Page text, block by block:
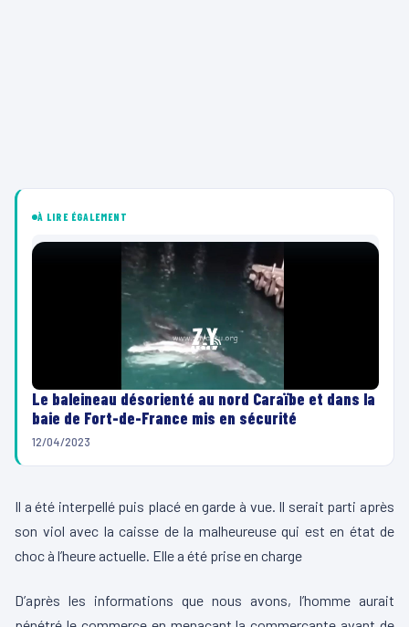
À LIRE ÉGALEMENT
Le baleineau désorienté au nord Caraïbe et dans la
baie de Fort-de-France mis en sécurité
12/04/2023
Il a été interpellé puis placé en garde à vue. Il serait parti après
son viol avec la caisse de la malheureuse qui est en état de
choc à l’heure actuelle. Elle a été prise en charge
D’après les informations que nous avons, l’homme aurait